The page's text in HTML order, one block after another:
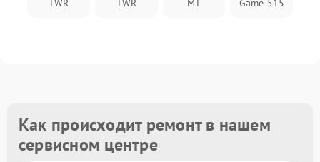
TWR
TWR
MT
Game 515
Как происходит ремонт в нашем
сервисном центре